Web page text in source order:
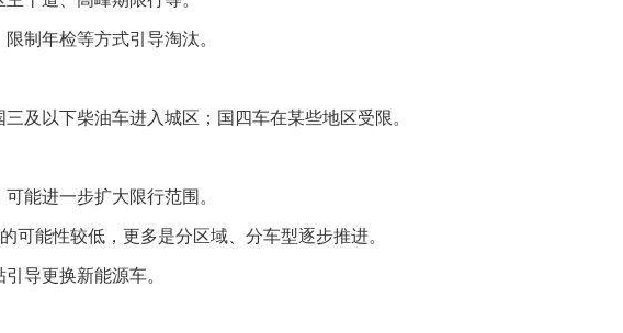
制年检等方式引导淘汰。
三及以下柴油车进入城区；国四车在某些地区受限。
能进一步扩大限行范围。
可能性较低，更多是分区域、分车型逐步推进。
导更换新能源车。